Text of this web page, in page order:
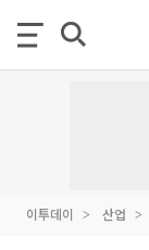
이투데이 산업